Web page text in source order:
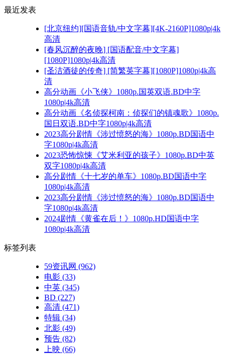
最近发表
[北京纽约][国语音轨/中文字幕][4K-2160P]1080p|4k
高清
[春风沉醉的夜晚] [国语配音/中文字幕]
[1080P]1080p|4k高清
[圣洁酒徒的传奇] [简繁英字幕][1080P]1080p|4k高
清
高分动画《小飞侠》1080p.国英双语.BD中字
1080p|4k高清
高分动画《名侦探柯南：侦探们的镇魂歌》1080p.
国日双语.BD中字1080p|4k高清
2023高分剧情《涉过愤怒的海》1080p.BD国语中
字1080p|4k高清
2023恐怖惊悚《艾米利亚的孩子》1080p.BD中英
双字1080p|4k高清
高分剧情《十七岁的单车》1080p.BD国语中字
1080p|4k高清
2023高分剧情《涉过愤怒的海》1080p.BD国语中
字1080p|4k高清
2024剧情《黄雀在后！》1080p.HD国语中字
1080p|4k高清
标签列表
59资讯网 (962)
电影 (33)
中英 (345)
BD (227)
高清 (471)
特辑 (34)
北影 (49)
预告 (82)
上映 (66)